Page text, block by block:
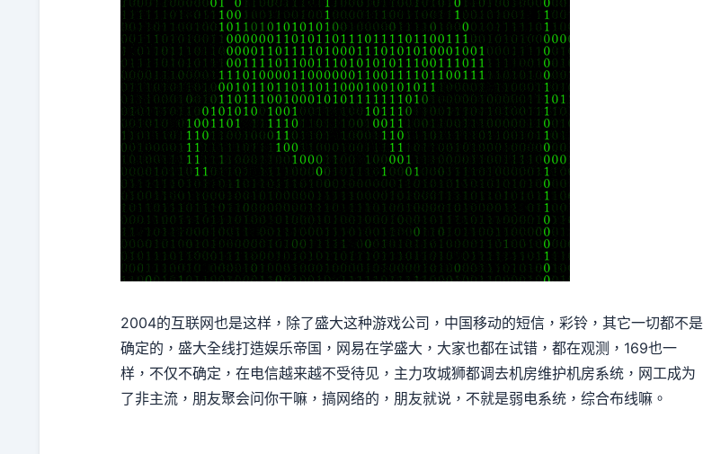
2004的互联网也是这样，除了盛大这种游戏公司，中国移动的短信，彩铃，其它一切都不是
确定的，盛大全线打造娱乐帝国，网易在学盛大，大家也都在试错，都在观测，169也一
样，不仅不确定，在电信越来越不受待见，主力攻城狮都调去机房维护机房系统，网工成为
了非主流，朋友聚会问你干嘛，搞网络的，朋友就说，不就是弱电系统，综合布线嘛。